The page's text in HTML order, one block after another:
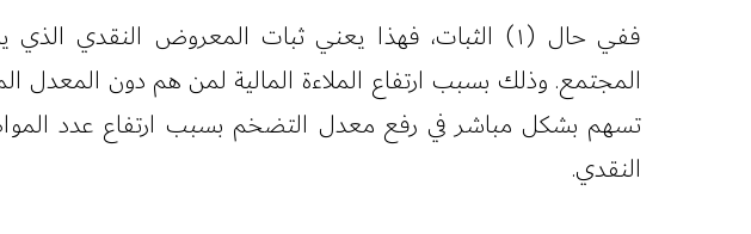
ففي حال (١) الثبات، فهذا يعني ثبات المعروض
المجتمع. وذلك بسبب ارتفاع الملاءة المالية لمن هم دون
تسهم بشكل مباشر في رفع معدل التضخم بسبب ارتفاع عدد
النقدي.